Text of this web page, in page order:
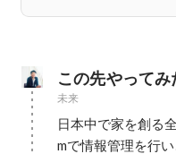
この先やってみ
未来
日本中で家を創る
mで情報管理を行